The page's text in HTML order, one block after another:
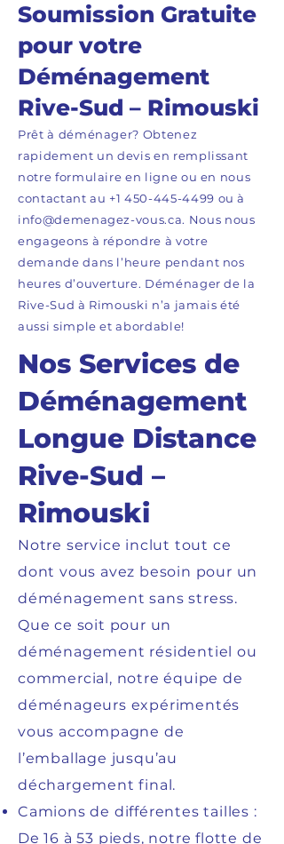
Soumission Gratuite
pour votre
Déménagement
Rive-Sud – Rimouski
Prêt à déménager? Obtenez
rapidement un devis en remplissant
notre formulaire en ligne ou en nous
contactant au +1 450-445-4499 ou à
info@demenagez-vous.ca. Nous nous
engageons à répondre à votre
demande dans l’heure pendant nos
heures d’ouverture. Déménager de la
Rive-Sud à Rimouski n’a jamais été
aussi simple et abordable!
Nos Services de
Déménagement
Longue Distance
Rive-Sud –
Rimouski
Notre service inclut tout ce
dont vous avez besoin pour un
déménagement sans stress.
Que ce soit pour un
déménagement résidentiel ou
commercial, notre équipe de
déménageurs expérimentés
vous accompagne de
l’emballage jusqu’au
déchargement final.
Camions de différentes tailles :
De 16 à 53 pieds, notre flotte de